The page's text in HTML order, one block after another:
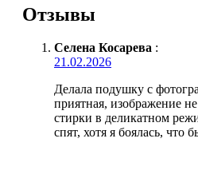
Отзывы
Селена Косарева :
21.02.2026
Делала подушку с
приятная, изображение
стирки в деликатном
спят, хотя я боялась, что